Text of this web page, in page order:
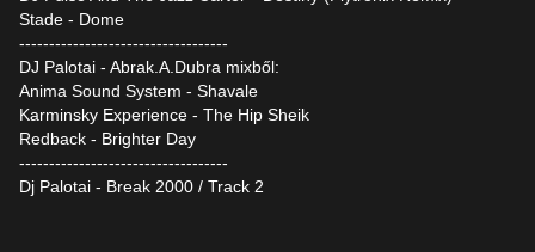
Stade - Dome
-----------------------------------
DJ Palotai - Abrak.A.Dubra mixből:
Anima Sound System - Shavale
Karminsky Experience - The Hip Sheik
Redback - Brighter Day
-----------------------------------
Dj Palotai - Break 2000 / Track 2